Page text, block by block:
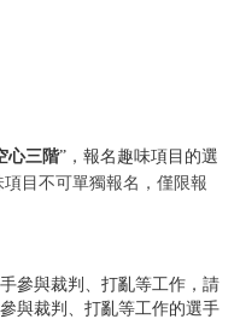
心三階” ，報名趣味項目的選
項目不可單獨報名，僅限報
參與裁判、打亂等工作，請
與裁判、打亂等工作的選手